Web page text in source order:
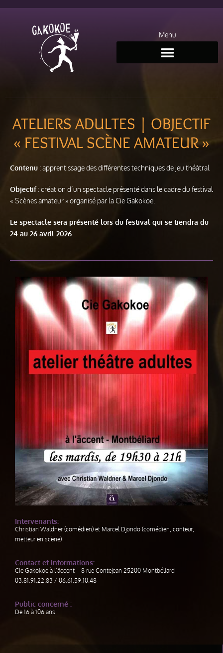
Menu
ATELIERS ADULTES | OBJECTIF
« FESTIVAL SCÈNE AMATEUR »
Contenu : apprentissage des différentes techniques de jeu théâtral
Objectif: création d’un spectacle présenté dans le cadre du festival
« Scènes amateur » organisé par la Cie Gakokoe.
Le spectacle sera présenté lors du festival qui se tiendra du
24 au 26 avril 2026
Intervenants:
Christian Waldner (comédien) et Marcel Djondo (comédien, conteur,
metteur en scène)
Contact et informations:
Cie Gakokoe à l’äccent – 8 rue Contejean 25200 Montbéliard –
03.81.91.22.83 / 06.61.59.10.48
Public concerné :
De 16 à 106 ans